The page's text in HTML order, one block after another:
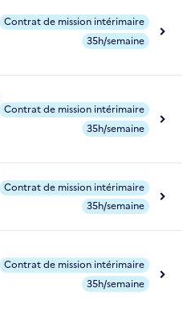
Contrat de mission intérimaire
35h/semaine
Contrat de mission intérimaire
35h/semaine
Contrat de mission intérimaire
35h/semaine
Contrat de mission intérimaire
35h/semaine